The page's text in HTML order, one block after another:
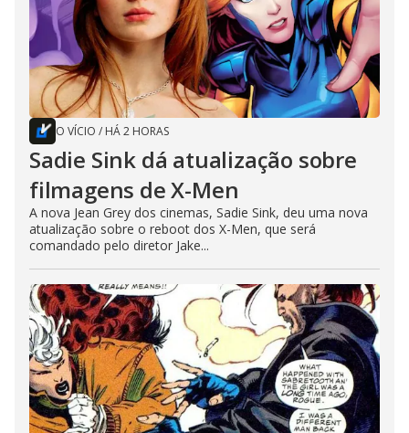
O VÍCIO / HÁ 2 HORAS
Sadie Sink dá atualização sobre
filmagens de X-Men
A nova Jean Grey dos cinemas, Sadie Sink, deu uma nova
atualização sobre o reboot dos X-Men, que será
comandado pelo diretor Jake...